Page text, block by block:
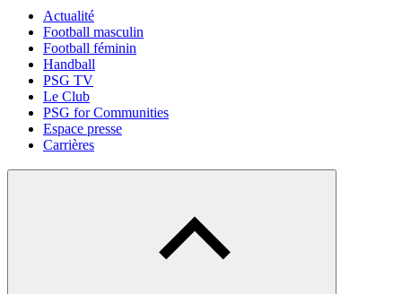
Actualité
Football masculin
Football féminin
Handball
PSG TV
Le Club
PSG for Communities
Espace presse
Carrières